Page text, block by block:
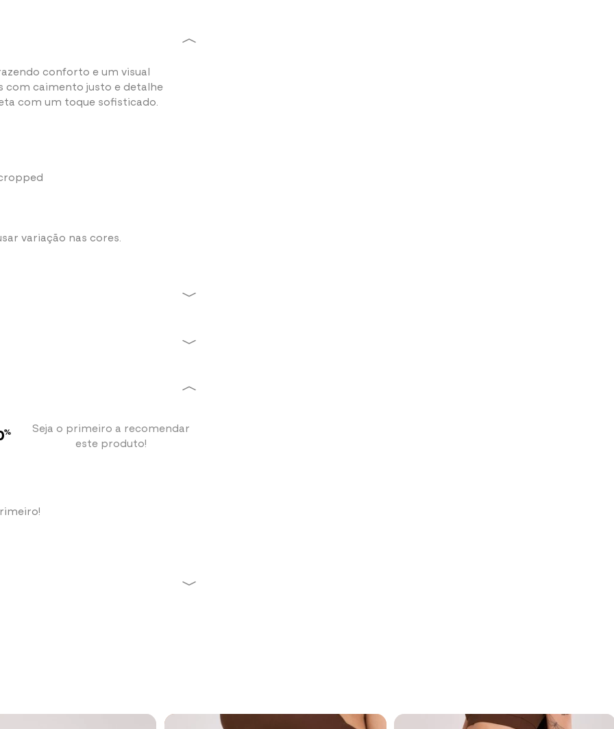
conforto e um visual
com caimento justo e detalhe
com um toque sofisticado.
variação nas cores.
de água;
%
Seja o primeiro a recomendar
este produto!